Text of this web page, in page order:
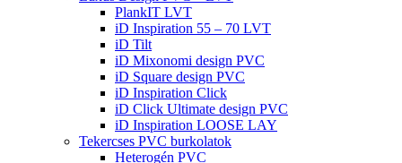
PlankIT LVT
iD Inspiration 55 – 70 LVT
iD Tilt
iD Mixonomi design PVC
iD Square design PVC
iD Inspiration Click
iD Click Ultimate design PVC
iD Inspiration LOOSE LAY
Tekercses PVC burkolatok
Heterogén PVC